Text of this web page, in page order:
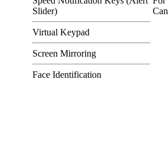
Slider)
Virtual Keypad
Screen Mirroring
Face Identification